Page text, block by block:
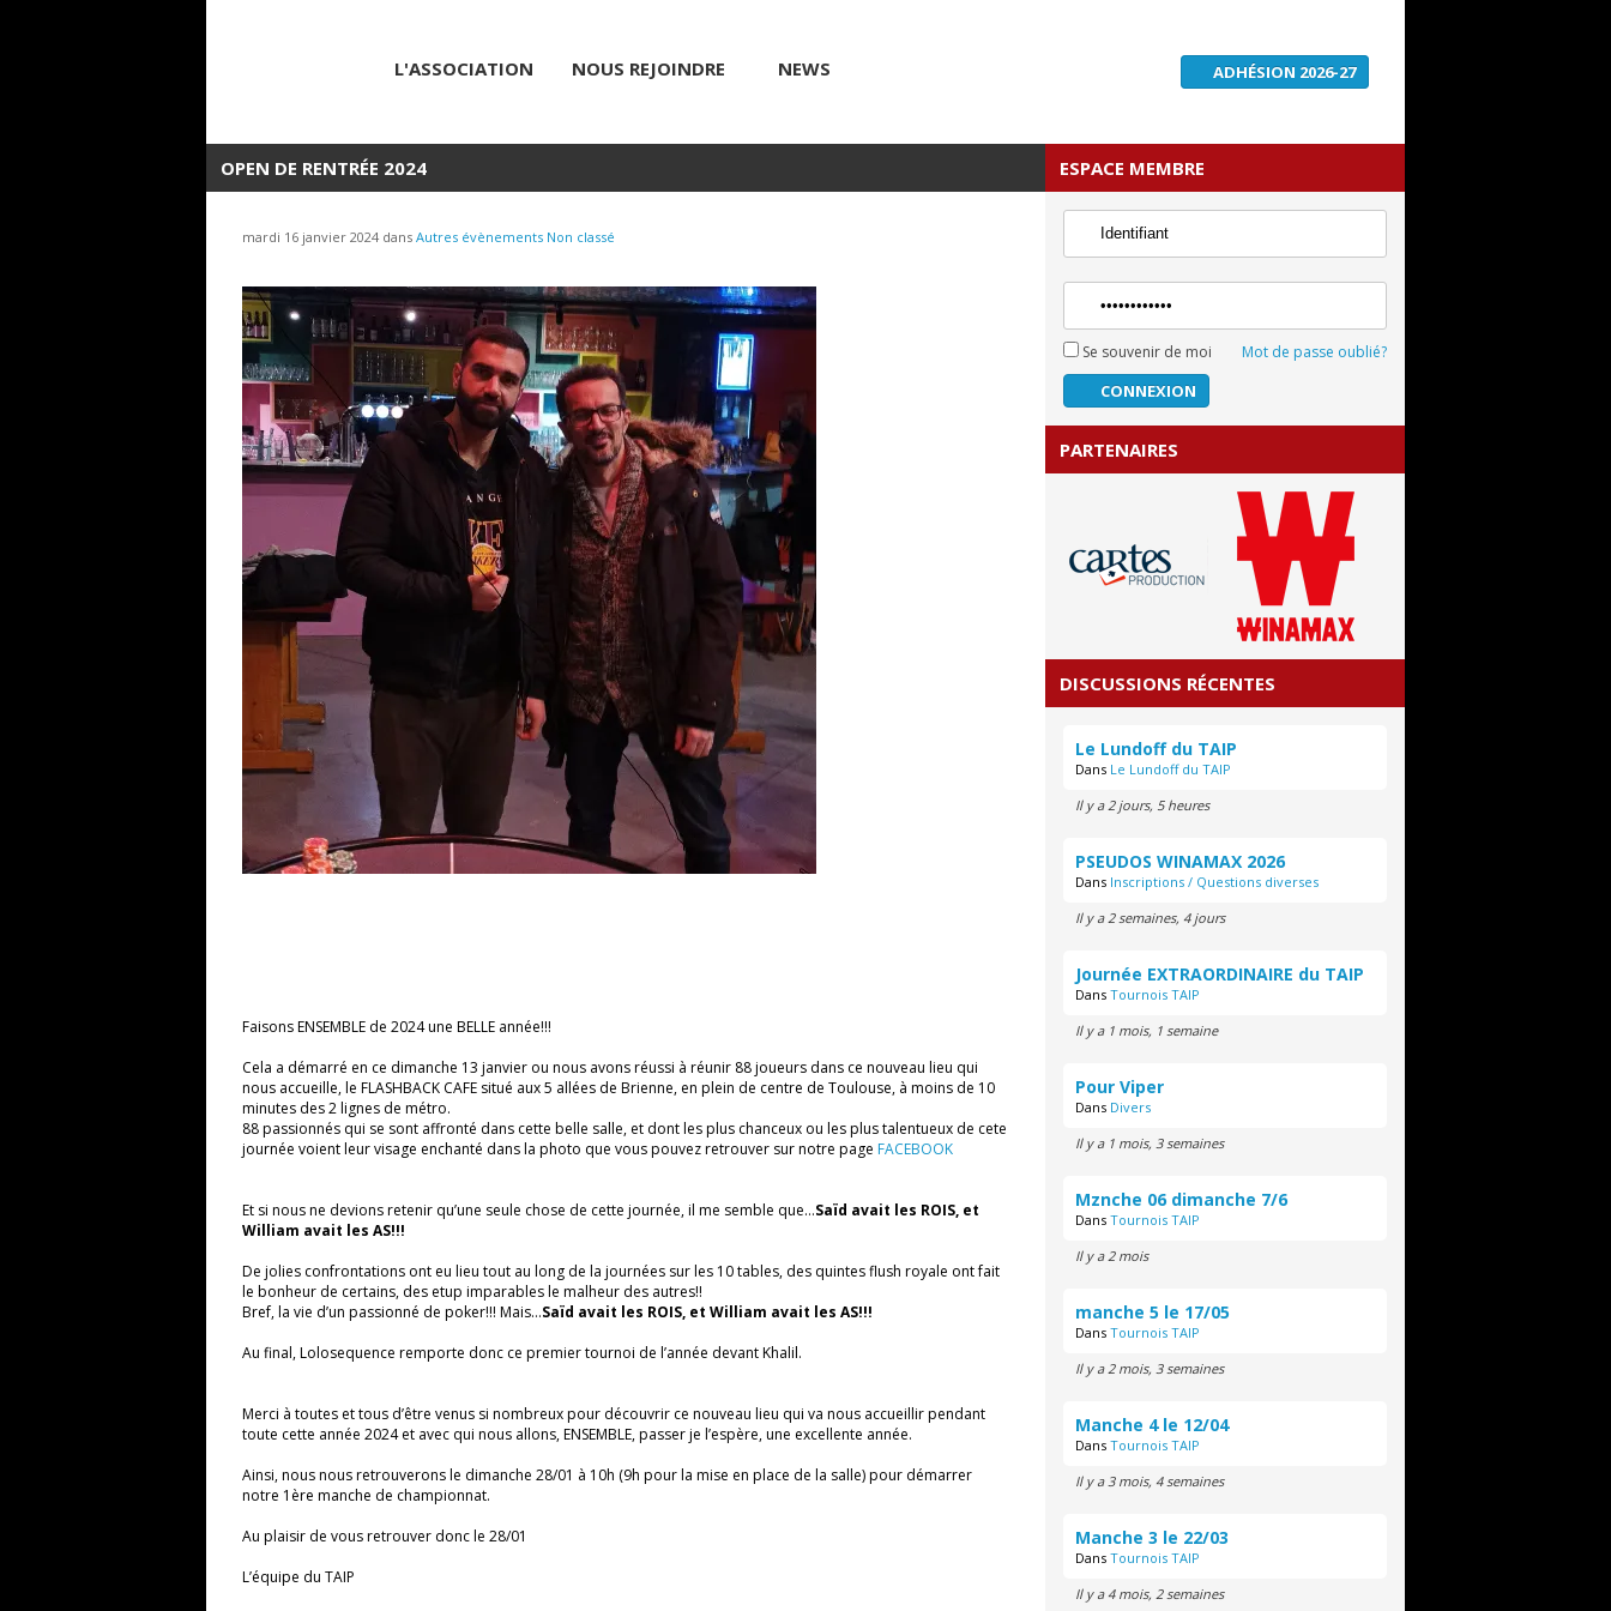
L'ASSOCIATION NOUS REJOINDRE NEWS ADHÉSION 2026-27
OPEN DE RENTRÉE 2024
mardi 16 janvier 2024 dans Autres évènements Non classé
Faisons ENSEMBLE de 2024 une BELLE année!!!
Cela a démarré en ce dimanche 13 janvier ou nous avons réussi à réunir 88 joueurs dans ce nouveau lieu qui
nous accueille, le FLASHBACK CAFE situé aux 5 allées de Brienne, en plein de centre de Toulouse, à moins de 10
minutes des 2 lignes de métro.
88 passionnés qui se sont affronté dans cette belle salle, et dont les plus chanceux ou les plus talentueux de cete
journée voient leur visage enchanté dans la photo que vous pouvez retrouver sur notre page FACEBOOK
Et si nous ne devions retenir qu’une seule chose de cette journée, il me semble que…Saïd avait les ROIS, et
William avait les AS!!!
De jolies confrontations ont eu lieu tout au long de la journées sur les 10 tables, des quintes flush royale ont fait
le bonheur de certains, des etup imparables le malheur des autres!!
Bref, la vie d’un passionné de poker!!! Mais…Saïd avait les ROIS, et William avait les AS!!!
Au final, Lolosequence remporte donc ce premier tournoi de l’année devant Khalil.
Merci à toutes et tous d’être venus si nombreux pour découvrir ce nouveau lieu qui va nous accueillir pendant
toute cette année 2024 et avec qui nous allons, ENSEMBLE, passer je l’espère, une excellente année.
Ainsi, nous nous retrouverons le dimanche 28/01 à 10h (9h pour la mise en place de la salle) pour démarrer
notre 1ère manche de championnat.
Au plaisir de vous retrouver donc le 28/01
L’équipe du TAIP
ESPACE MEMBRE
Se souvenir de moi Mot de passe oublié?
PARTENAIRES
DISCUSSIONS RÉCENTES
Le Lundoff du TAIP
Dans Le Lundoff du TAIP
Il y a 2 jours, 5 heures
PSEUDOS WINAMAX 2026
Dans Inscriptions / Questions diverses
Il y a 2 semaines, 4 jours
Journée EXTRAORDINAIRE du TAIP
Dans Tournois TAIP
Il y a 1 mois, 1 semaine
Pour Viper
Dans Divers
Il y a 1 mois, 3 semaines
Mznche 06 dimanche 7/6
Dans Tournois TAIP
Il y a 2 mois
manche 5 le 17/05
Dans Tournois TAIP
Il y a 2 mois, 3 semaines
Manche 4 le 12/04
Dans Tournois TAIP
Il y a 3 mois, 4 semaines
Manche 3 le 22/03
Dans Tournois TAIP
Il y a 4 mois, 2 semaines